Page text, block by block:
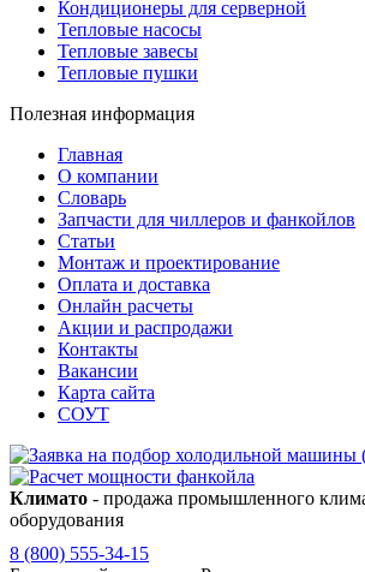
Кондиционеры для серверной
Тепловые насосы
Тепловые завесы
Тепловые пушки
Полезная информация
Главная
О компании
Словарь
Запчасти для чиллеров и фанкойлов
Статьи
Монтаж и проектирование
Оплата и доставка
Онлайн расчеты
Акции и распродажи
Контакты
Вакансии
Карта сайта
СОУТ
Климато - продажа промышленного
оборудования
8 (800) 555-34-15